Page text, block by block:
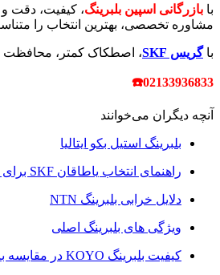
با بازرگانی اسپین بلبرینگ، کیفیت، دقت و
مشاوره تخصصی، بهترین انتخاب را
باگریس SKF ، اصطکاک کمتر، محافظت
02133936833☎️
آنچه دیگران می‌خوانند
بلبرینگ استیل بکو ایتالیا
راهنمای انتخاب یاطاقان SKF برای دستگاه‌های دما بالا
دلایل خرابی بلبرینگ NTN
ویژگی های بلبرینگ اصلی
کیفیت بلبرینگ KOYO در مقایسه با SKF